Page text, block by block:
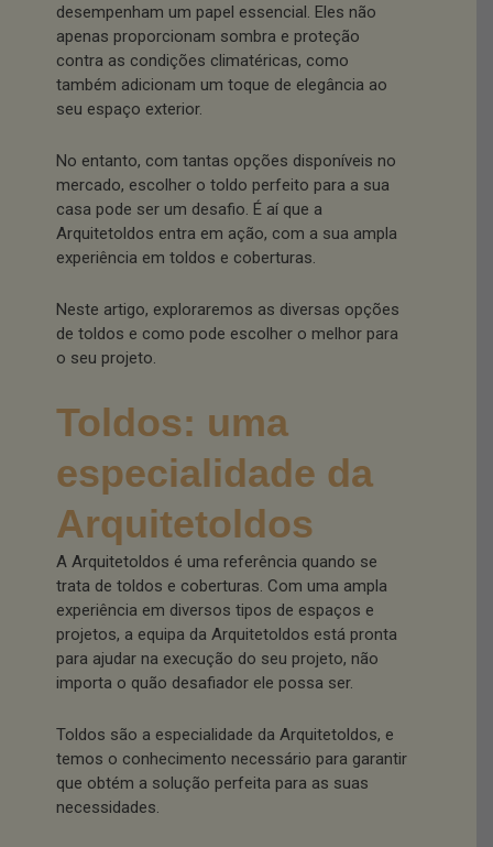
desempenham um papel essencial. Eles não
apenas proporcionam sombra e proteção
contra as condições climatéricas, como
também adicionam um toque de elegância ao
seu espaço exterior.
No entanto, com tantas opções disponíveis no
mercado, escolher o toldo perfeito para a sua
casa pode ser um desafio. É aí que a
Arquitetoldos entra em ação, com a sua ampla
experiência em toldos e coberturas.
Neste artigo, exploraremos as diversas opções
de toldos e como pode escolher o melhor para
o seu projeto.
Toldos: uma
especialidade da
Arquitetoldos
A Arquitetoldos é uma referência quando se
trata de toldos e coberturas. Com uma ampla
experiência em diversos tipos de espaços e
projetos, a equipa da Arquitetoldos está pronta
para ajudar na execução do seu projeto, não
importa o quão desafiador ele possa ser.
Toldos são a especialidade da Arquitetoldos, e
temos o conhecimento necessário para garantir
que obtém a solução perfeita para as suas
necessidades.